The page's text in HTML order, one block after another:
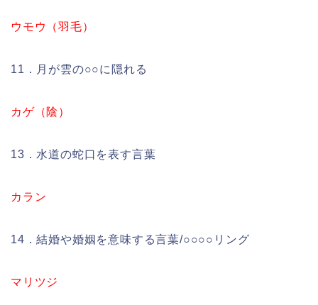
ウモウ（羽毛）
11．月が雲の○○に隠れる
カゲ（陰）
13．水道の蛇口を表す言葉
カラン
14．結婚や婚姻を意味する言葉/○○○○リング
マリツジ